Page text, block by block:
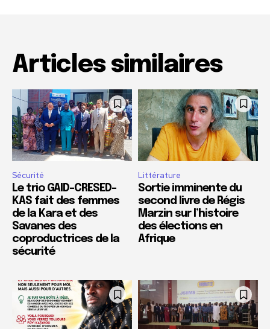
Articles similaires
Sécurité
Le trio GAID-CRESED-
KAS fait des femmes
de la Kara et des
Savanes des
coproductrices de la
sécurité
Littérature
Sortie imminente du
second livre de Régis
Marzin sur l’histoire
des élections en
Afrique